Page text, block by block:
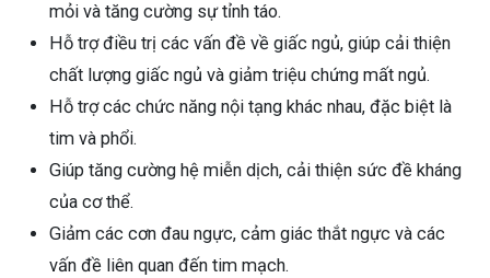
mỏi và tăng cường sự tỉnh táo.
Hỗ trợ điều trị các vấn đề về giấc ngủ, giúp cải thiện
chất lượng giấc ngủ và giảm triệu chứng mất ngủ.
Hỗ trợ các chức năng nội tạng khác nhau, đặc biệt là
tim và phổi.
Giúp tăng cường hệ miễn dịch, cải thiện sức đề kháng
của cơ thể.
Giảm các cơn đau ngực, cảm giác thắt ngực và các
vấn đề liên quan đến tim mạch.